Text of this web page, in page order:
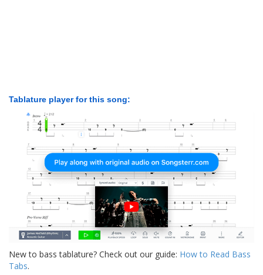
Tablature player for this song:
New to bass tablature? Check out our guide: How to Read Bass
Tabs.